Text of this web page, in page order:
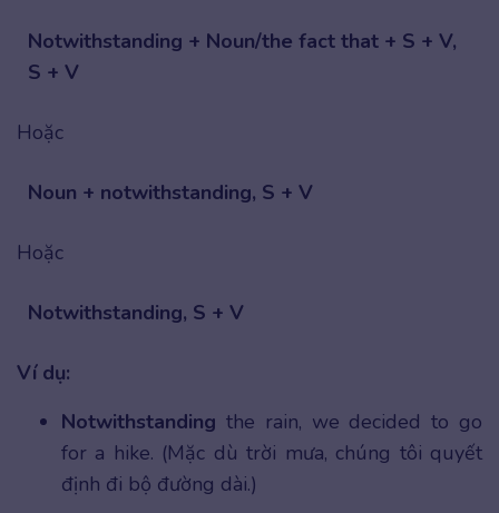
Notwithstanding + Noun/the fact that + S + V,
S + V
Hoặc
Noun + notwithstanding, S + V
Hoặc
Notwithstanding, S + V
Ví dụ:
Notwithstanding the rain, we decided to go
for a hike. (Mặc dù trời mưa, chúng tôi quyết
định đi bộ đường dài.)